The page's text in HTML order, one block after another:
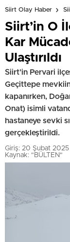
Siirt Olay Haber
Siirt’in O
Kar
Ulaştırıldı
Siirt’in Pervari
Geçittepe
kapanırken,
Onat) isimli
hastaneye sevki
gerçekleştirildi.
Giriş: 20 Şubat 2025
Kaynak: "BÜLTEN"